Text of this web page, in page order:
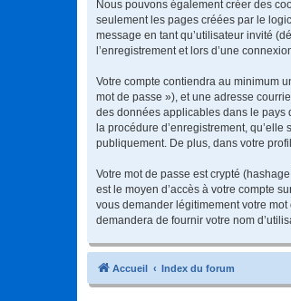
Nous pouvons également créer des
seulement les pages créées par le
message en tant qu’utilisateur invité
l’enregistrement et lors d’une
Votre compte contiendra au minimum
mot de passe »), et une adresse
des données applicables dans le pays
la procédure d’enregistrement,
publiquement. De plus, dans votre
Votre mot de passe est crypté
est le moyen d’accès à votre compte
vous demander légitimement votre
demandera de fournir votre nom
Accueil Index du forum